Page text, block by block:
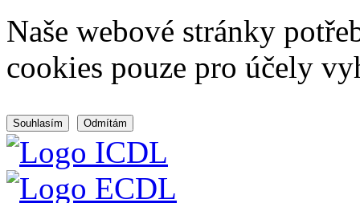
Naše webové stránky
cookies pouze pro účely
Souhlasím Odmítám